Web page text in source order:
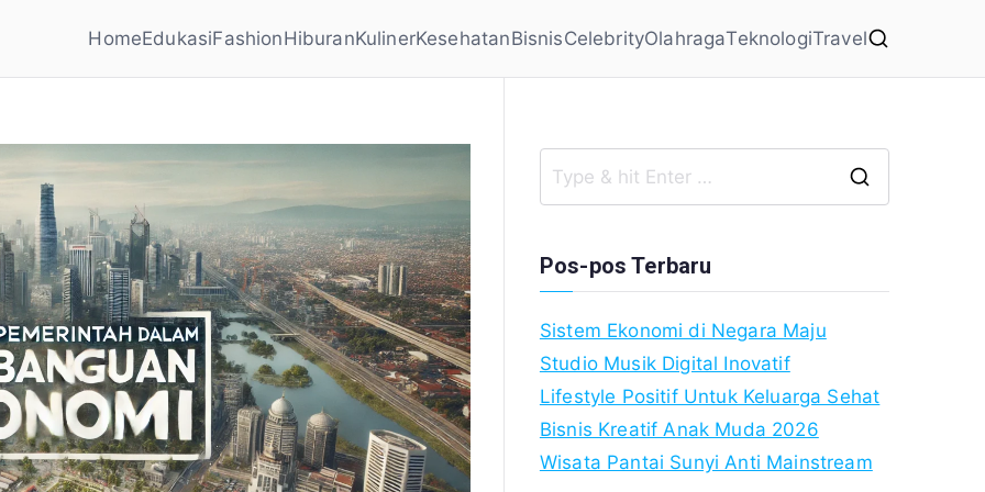
HomeEdukasiFashionHiburanKulinerKesehatanBisnisCelebrityOlahragaTeknologiTravel
Pos-pos Terbaru
Sistem Ekonomi di Negara Maju
Studio Musik Digital Inovatif
Lifestyle Positif Untuk Keluarga Sehat
Bisnis Kreatif Anak Muda 2026
Wisata Pantai Sunyi Anti Mainstream